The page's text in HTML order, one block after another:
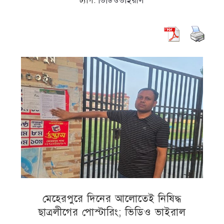
মেহেরপুরে দিনের আলোতেই নিষিদ্ধ
ছাত্রলীগের পোস্টারিং; ভিডিও ভাইরাল